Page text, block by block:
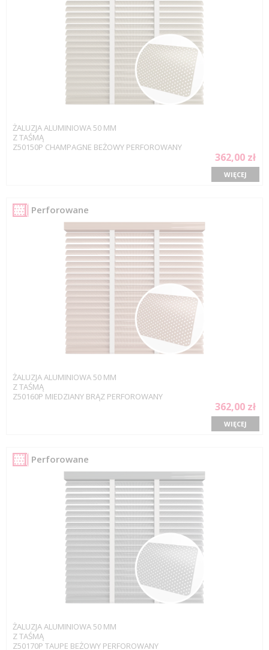
ŻALUZJA ALUMINIOWA 50 MM
Z TAŚMĄ
Z50150P CHAMPAGNE BEŻOWY PERFOROWANY
362,00 zł
WIĘCEJ
Perforowane
ŻALUZJA ALUMINIOWA 50 MM
Z TAŚMĄ
Z50160P MIEDZIANY BRĄZ PERFOROWANY
362,00 zł
WIĘCEJ
Perforowane
ŻALUZJA ALUMINIOWA 50 MM
Z TAŚMĄ
Z50170P TAUPE BEŻOWY PERFOROWANY